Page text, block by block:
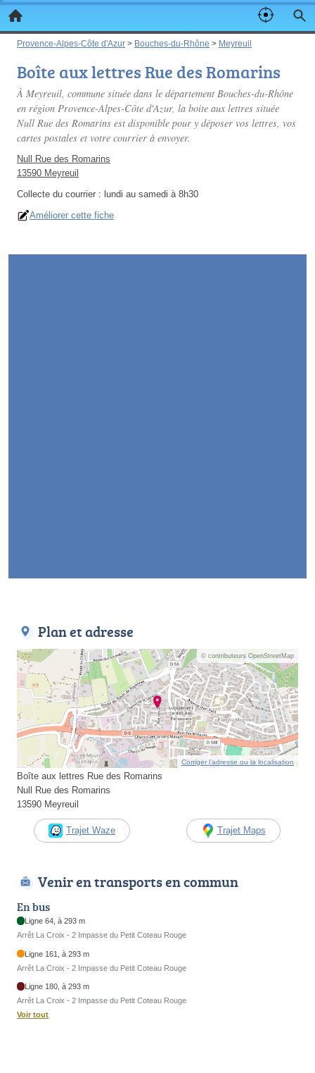
Provence-Alpes-Côte d'Azur > Bouches-du-Rhône > Meyreuil
Boîte aux lettres Rue des Romarins
À Meyreuil, commune située dans le département Bouches-du-Rhône
en région Provence-Alpes-Côte d'Azur, la boite aux lettres située
Null Rue des Romarins est disponible pour y déposer vos lettres, vos
cartes postales et votre courrier à envoyer.
Null Rue des Romarins
13590 Meyreuil
Collecte du courrier : lundi au samedi à 8h30
Améliorer cette fiche
Plan et adresse
© contributeurs OpenStreetMap
Corriger l’adresse ou la localisation
Boîte aux lettres Rue des Romarins
Null Rue des Romarins
13590 Meyreuil
Trajet Waze Trajet Maps
Venir en transports en commun
En bus
Ligne 64, à 293 m
Arrêt La Croix - 2 Impasse du Petit Coteau Rouge
Ligne 161, à 293 m
Arrêt La Croix - 2 Impasse du Petit Coteau Rouge
Ligne 180, à 293 m
Arrêt La Croix - 2 Impasse du Petit Coteau Rouge
Voir tout